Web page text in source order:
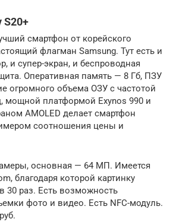
S20+
смартфон от корейского
флагман Samsung. Тут есть и
и супер-экран, и беспроводная
Оперативная память — 8 Гб, ПЗУ
огромного объема ОЗУ с частотой
мощной платформой Exynos 990 и
AMOLED делает смартфон
соотношения цены и
основная — 64 МП. Имеется
благодаря которой картинку
30 раз. Есть возможность
фото и видео. Есть NFC-модуль.